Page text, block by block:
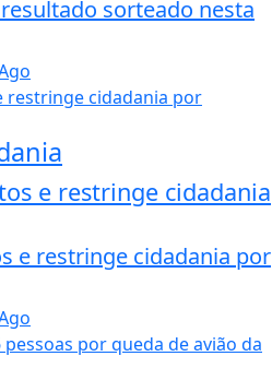
sorteado nesta
e restringe cidadania
e restringe cidadania por